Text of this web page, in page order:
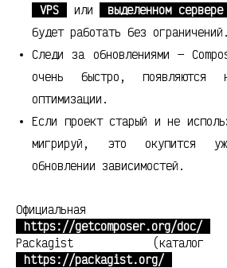
VPS
или выделенном сервере
будет работать без ограничений.
Следи за обновлениями —
очень быстро,
оптимизации.
Если проект старый и не
мигрируй, это окупится
обновлении зависимостей.
Официальная
https://getcomposer.org/doc/
Packagist
https://packagist.org/